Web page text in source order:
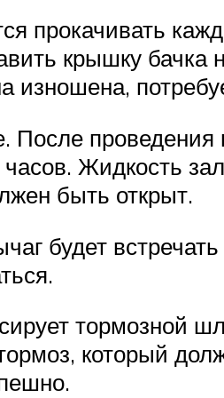
прокачивать
крышку
изношена,
После
Жидкость
быть открыт.
будет
тормозной
который